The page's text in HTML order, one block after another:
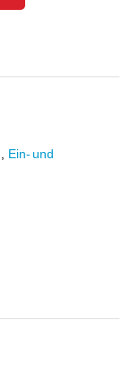
Ein- und